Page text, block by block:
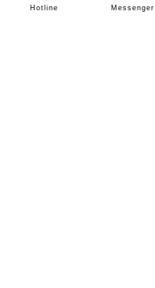
Hotline Messenger